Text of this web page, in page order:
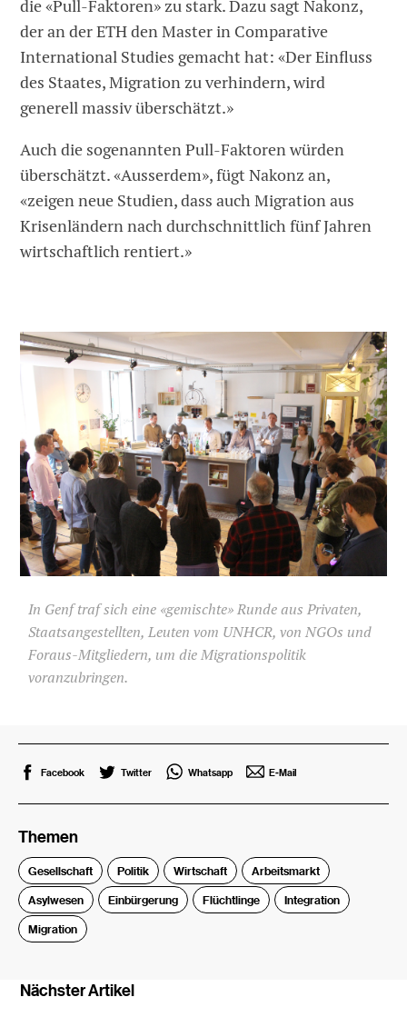
die «Pull-Faktoren» zu stark. Dazu sagt Nakonz,
der an der ETH den Master in Comparative
International Studies gemacht hat: «Der Einfluss
des Staates, Migration zu verhindern, wird
generell massiv überschätzt.»
Auch die sogenannten Pull-Faktoren würden
überschätzt. «Ausserdem», fügt Nakonz an,
«zeigen neue Studien, dass auch Migration aus
Krisenländern nach durchschnittlich fünf Jahren
wirtschaftlich rentiert.»
In Genf traf sich eine «gemischte» Runde aus Privaten,
Staatsangestellten, Leuten vom UNHCR, von NGOs und
Foraus-Mitgliedern, um die Migrationspolitik
voranzubringen.
Facebook Twitter Whatsapp E-Mail
Themen
Gesellschaft Politik Wirtschaft
Arbeitsmarkt
Asylwesen
Einbürgerung Flüchtlinge
Integration
Migration
Nächster Artikel